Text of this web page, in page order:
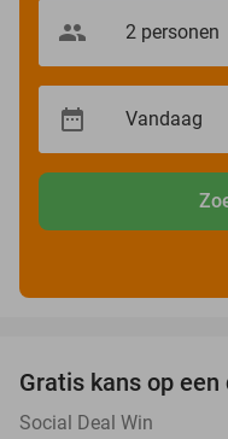
Gratis kans op
Social Deal Win